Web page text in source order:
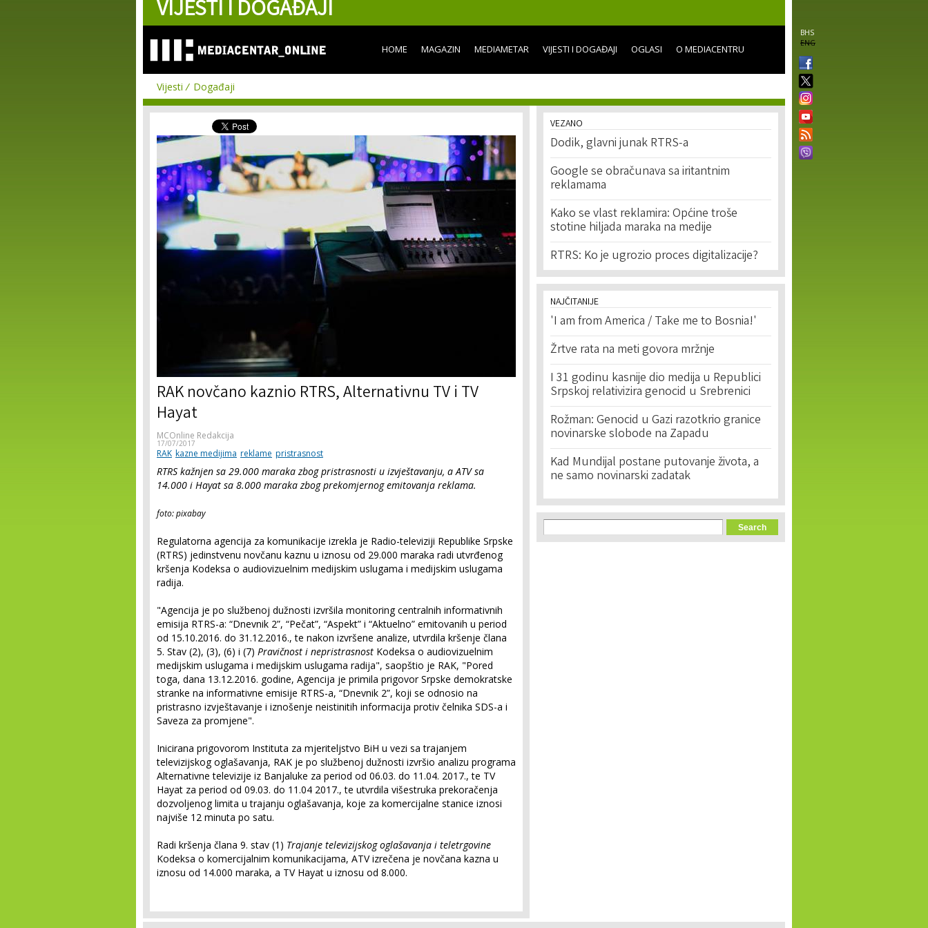
content
VIJESTI I DOGAĐAJI
BHS
ENG
HOME MAGAZIN MEDIAMETAR VIJESTI I DOGAĐAJI OGLASI O MEDIACENTRU
Vijesti Događaji
RAK novčano kaznio RTRS, Alternativnu TV i TV
Hayat
MCOnline Redakcija
17/07/2017
RAK kazne medijima reklame pristrasnost
RTRS kažnjen sa 29.000 maraka zbog pristrasnosti u izvještavanju, a ATV sa
14.000 i Hayat sa 8.000 maraka zbog prekomjernog emitovanja reklama.
foto: pixabay
Regulatorna agencija za komunikacije izrekla je Radio-televiziji Republike Srpske
(RTRS) jedinstvenu novčanu kaznu u iznosu od 29.000 maraka radi utvrđenog
kršenja Kodeksa o audiovizuelnim medijskim uslugama i medijskim uslugama
radija.
"Agencija je po službenoj dužnosti izvršila monitoring centralnih informativnih
emisija RTRS-a: “Dnevnik 2”, “Pečat”, “Aspekt” i “Aktuelno” emitovanih u period
od 15.10.2016. do 31.12.2016., te nakon izvršene analize, utvrdila kršenje člana
5. Stav (2), (3), (6) i (7) Pravičnost i nepristrasnost Kodeksa o audiovizuelnim
medijskim uslugama i medijskim uslugama radija", saopštio je RAK, "Pored
toga, dana 13.12.2016. godine, Agencija je primila prigovor Srpske demokratske
stranke na informativne emisije RTRS-a, “Dnevnik 2”, koji se odnosio na
pristrasno izvještavanje i iznošenje neistinitih informacija protiv čelnika SDS-a i
Saveza za promjene".
Inicirana prigovorom Instituta za mjeriteljstvo BiH u vezi sa trajanjem
televizijskog oglašavanja, RAK je po službenoj dužnosti izvršio analizu programa
Alternativne televizije iz Banjaluke za period od 06.03. do 11.04. 2017., te TV
Hayat za period od 09.03. do 11.04 2017., te utvrdila višestruka prekoračenja
dozvoljenog limita u trajanju oglašavanja, koje za komercijalne stanice iznosi
najviše 12 minuta po satu.
Radi kršenja člana 9. stav (1) Trajanje televizijskog oglašavanja i teletrgovine
Kodeksa o komercijalnim komunikacijama, ATV izrečena je novčana kazna u
iznosu od 14.000 maraka, a TV Hayat u iznosu od 8.000.
VEZANO
Dodik, glavni junak RTRS-a
Google se obračunava sa iritantnim
reklamama
Kako se vlast reklamira: Općine troše
stotine hiljada maraka na medije
RTRS: Ko je ugrozio proces digitalizacije?
NAJČITANIJE
'I am from America / Take me to Bosnia!'
Žrtve rata na meti govora mržnje
I 31 godinu kasnije dio medija u Republici
Srpskoj relativizira genocid u Srebrenici
Rožman: Genocid u Gazi razotkrio granice
novinarske slobode na Zapadu
Kad Mundijal postane putovanje života, a
ne samo novinarski zadatak
Search form
Search